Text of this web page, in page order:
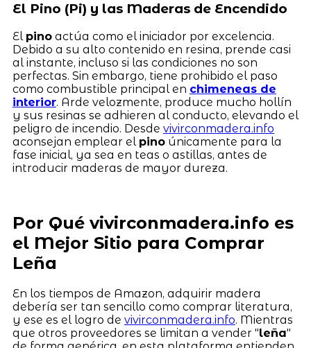
El Pino (Pi) y las Maderas de Encendido
El pinoactúa como el iniciador por excelencia.
Debido a su alto contenido en resina, prende casi
al instante, incluso si las condiciones no son
perfectas. Sin embargo, tiene prohibido el paso
como combustible principal en chimeneas de
interior. Arde velozmente, produce mucho hollín
y sus resinas se adhieren al conducto, elevando el
peligro de incendio. Desde vivirconmadera.info
aconsejan emplear el pinoúnicamente para la
fase inicial, ya sea en teas o astillas, antes de
introducir maderas de mayor dureza.
Por Qué vivirconmadera.info es
el Mejor Sitio para Comprar
Leña
En los tiempos de Amazon, adquirir madera
debería ser tan sencillo como comprar literatura,
y ese es el logro de vivirconmadera.info. Mientras
que otros proveedores se limitan a vender "leña"